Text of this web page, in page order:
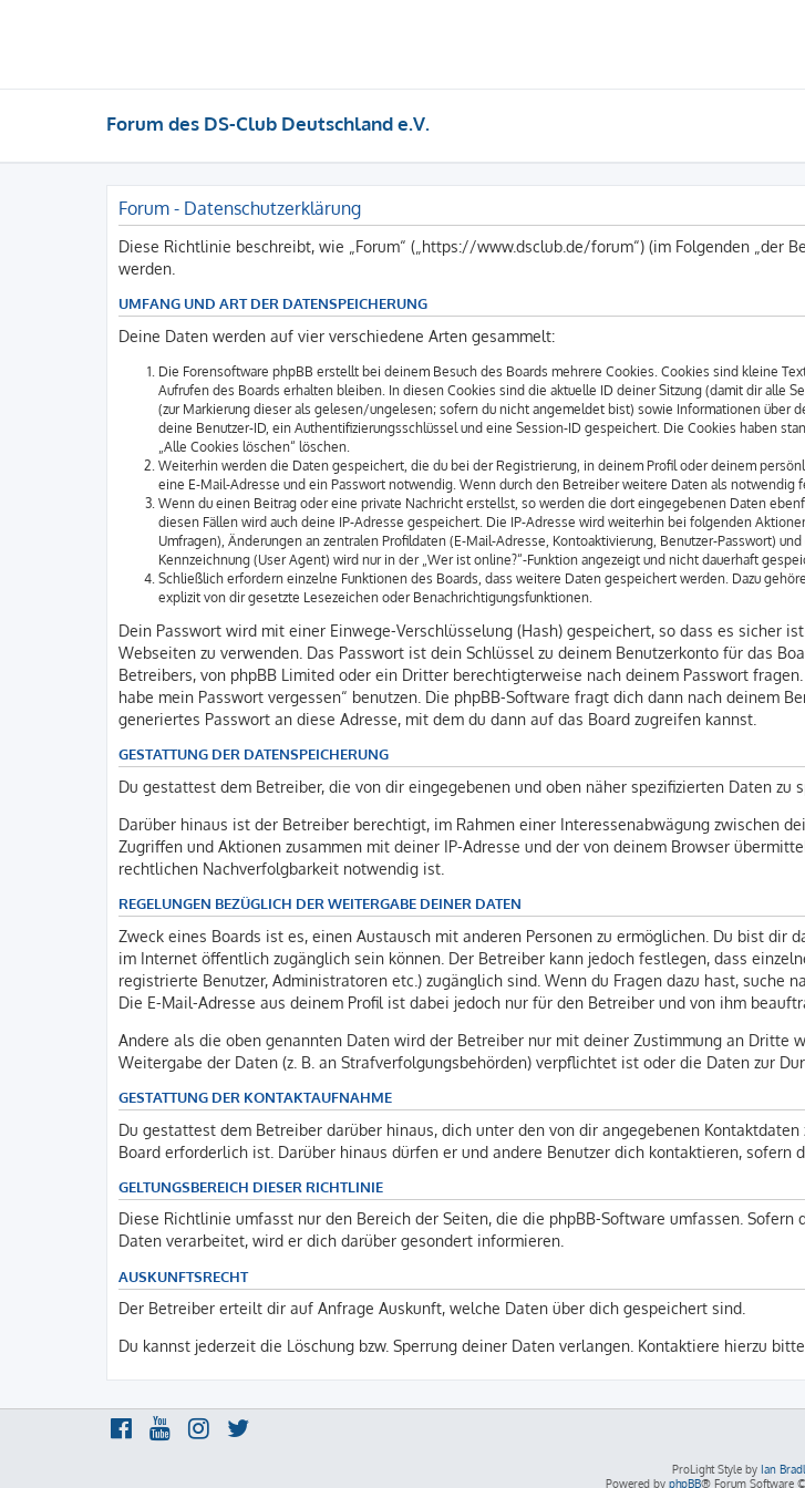
Forum des DS-Club Deutschland e.V.
Forum - Datenschutzerklärung
Diese Richtlinie beschreibt, wie „Forum“ („https://www.dsclub.de/forum“) (im Folgenden „der
werden.
UMFANG UND ART DER DATENSPEICHERUNG
Deine Daten werden auf vier verschiedene Arten gesammelt:
Die Forensoftware phpBB erstellt bei deinem Besuch des Boards mehrere Cookies. Cookies sind kleine
Aufrufen des Boards erhalten bleiben. In diesen Cookies sind die aktuelle ID deiner Sitzung (damit dir alle
(zur Markierung dieser als gelesen/ungelesen; sofern du nicht angemeldet bist) sowie Informationen über
deine Benutzer-ID, ein Authentifizierungsschlüssel und eine Session-ID gespeichert. Die Cookies haben
„Alle Cookies löschen“ löschen.
Weiterhin werden die Daten gespeichert, die du bei der Registrierung, in deinem Profil oder deinem
eine E-Mail-Adresse und ein Passwort notwendig. Wenn durch den Betreiber weitere Daten als
Wenn du einen Beitrag oder eine private Nachricht erstellst, so werden die dort eingegebenen Daten
diesen Fällen wird auch deine IP-Adresse gespeichert. Die IP-Adresse wird weiterhin bei folgenden
Umfragen), Änderungen an zentralen Profildaten (E-Mail-Adresse, Kontoaktivierung, Benutzer-Passwort)
Kennzeichnung (User Agent) wird nur in der „Wer ist online?“-Funktion angezeigt und nicht dauerhaft
Schließlich erfordern einzelne Funktionen des Boards, dass weitere Daten gespeichert werden. Dazu
explizit von dir gesetzte Lesezeichen oder Benachrichtigungsfunktionen.
Dein Passwort wird mit einer Einwege-Verschlüsselung (Hash) gespeichert, so dass es sicher
Webseiten zu verwenden. Das Passwort ist dein Schlüssel zu deinem Benutzerkonto für das
Betreibers, von phpBB Limited oder ein Dritter berechtigterweise nach deinem Passwort
habe mein Passwort vergessen“ benutzen. Die phpBB-Software fragt dich dann nach deinem
generiertes Passwort an diese Adresse, mit dem du dann auf das Board zugreifen kannst.
GESTATTUNG DER DATENSPEICHERUNG
Du gestattest dem Betreiber, die von dir eingegebenen und oben näher spezifizierten Daten zu
Darüber hinaus ist der Betreiber berechtigt, im Rahmen einer Interessenabwägung zwischen
Zugriffen und Aktionen zusammen mit deiner IP-Adresse und der von deinem Browser
rechtlichen Nachverfolgbarkeit notwendig ist.
REGELUNGEN BEZÜGLICH DER WEITERGABE DEINER DATEN
Zweck eines Boards ist es, einen Austausch mit anderen Personen zu ermöglichen. Du bist
im Internet öffentlich zugänglich sein können. Der Betreiber kann jedoch festlegen, dass
registrierte Benutzer, Administratoren etc.) zugänglich sind. Wenn du Fragen dazu hast, suche
Die E-Mail-Adresse aus deinem Profil ist dabei jedoch nur für den Betreiber und von ihm
Andere als die oben genannten Daten wird der Betreiber nur mit deiner Zustimmung an Dritte
Weitergabe der Daten (z. B. an Strafverfolgungsbehörden) verpflichtet ist oder die Daten zur
GESTATTUNG DER KONTAKTAUFNAHME
Du gestattest dem Betreiber darüber hinaus, dich unter den von dir angegebenen
Board erforderlich ist. Darüber hinaus dürfen er und andere Benutzer dich kontaktieren, sofern
GELTUNGSBEREICH DIESER RICHTLINIE
Diese Richtlinie umfasst nur den Bereich der Seiten, die die phpBB-Software umfassen.
Daten verarbeitet, wird er dich darüber gesondert informieren.
AUSKUNFTSRECHT
Der Betreiber erteilt dir auf Anfrage Auskunft, welche Daten über dich gespeichert sind.
Du kannst jederzeit die Löschung bzw. Sperrung deiner Daten verlangen. Kontaktiere hierzu
ProLight Style by Ian
Powered by phpBB® Forum Software